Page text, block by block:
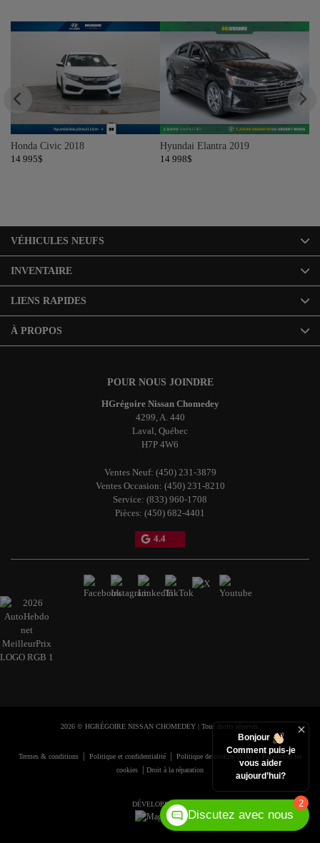
Honda Civic 2018
14 995$
Hyundai Elantra 2019
14 998$
POUR NOUS JOINDRE
HGrégoire Nissan Chomedey
4299, A. 440
Laval, Québec
H7P 4W6
Ventes Neuf: (450) 231-3879
Ventes Occasion: (450) 231-8210
Service: (833) 960-1708
Pièces: (450) 682-4401
4.4
VÉHICULES NEUFS
INVENTAIRE
LIENS RAPIDES
À PROPOS
2026 © HGRÉGOIRE NISSAN CHOMEDEY| Tous droits réservés.
Termes & conditions| Politique et confidentialité| Politique de cookies (CA)| Paramétrer les
cookies
| Droit à la réparation
DÉVELOPPÉ PAR 2
Bonjour
Comment puis-je
vous aider
aujourd’hui?
Discutez avec nous